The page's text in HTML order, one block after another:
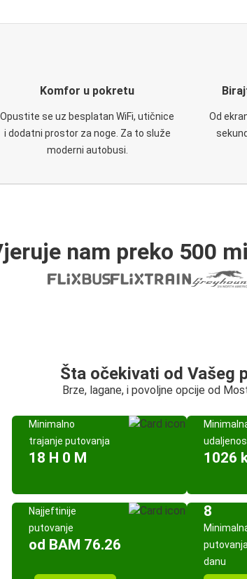
Komfor u pokretu
Opustite se uz besplatan WiFi, utičnice
i dodatni prostor za noge. Za to služe
moderni autobusi.
Od
nam preko 500
Šta očekivati od Vašeg
Brze, lagane, i povoljne opcije od
Minimalno
trajanje putovanja
18 H 0 M 1026
Najjeftinije
putovanje
od BAM 76.26
8
danu